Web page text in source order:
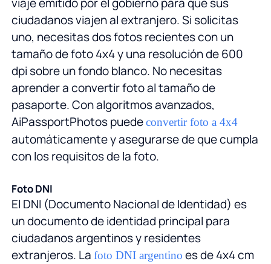
ciudadanos viajen al extranjero. Si solicitas
uno, necesitas dos fotos recientes con un
tamaño de foto 4x4 y una resolución de 600
dpi sobre un fondo blanco. No necesitas
aprender a convertir foto al tamaño de
pasaporte. Con algoritmos avanzados,
AiPassportPhotos puedeconvertir foto a 4x4
automáticamente y asegurarse de que cumpla
con los requisitos de la foto.
Foto DNI
El DNI (Documento Nacional de Identidad) es
un documento de identidad principal para
ciudadanos argentinos y residentes
extranjeros. Lafoto DNI argentino es de 4x4 cm